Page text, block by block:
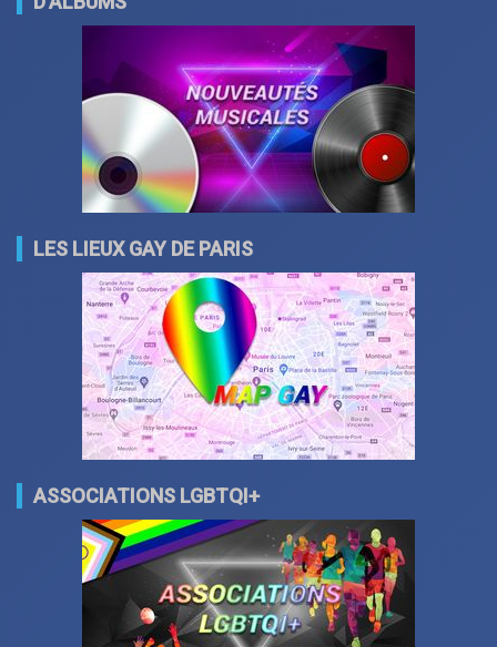
LES LIEUX GAY DE PARIS
ASSOCIATIONS LGBTQI+